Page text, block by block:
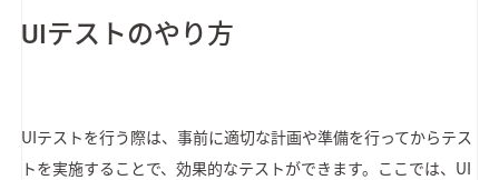
UIテストのやり方
UIテストを行う際は、事前に適切な計画や準備を行ってからテス
トを実施することで、効果的なテストができます。ここでは、UI